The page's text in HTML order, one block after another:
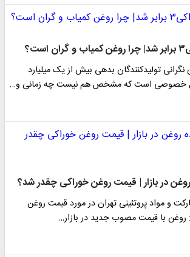
نگرانی تولیدکنندگان بدهی بیش از یک میلیارد
خصوصی است که مشخص هم نیست چه زمانی و…
در بازار | قیمت روغن خوراکی چقدر شد؟
و مواد پروتئینی تهران در مورد قیمت روغن
روغن با قیمت مصوب جدید در بازار…